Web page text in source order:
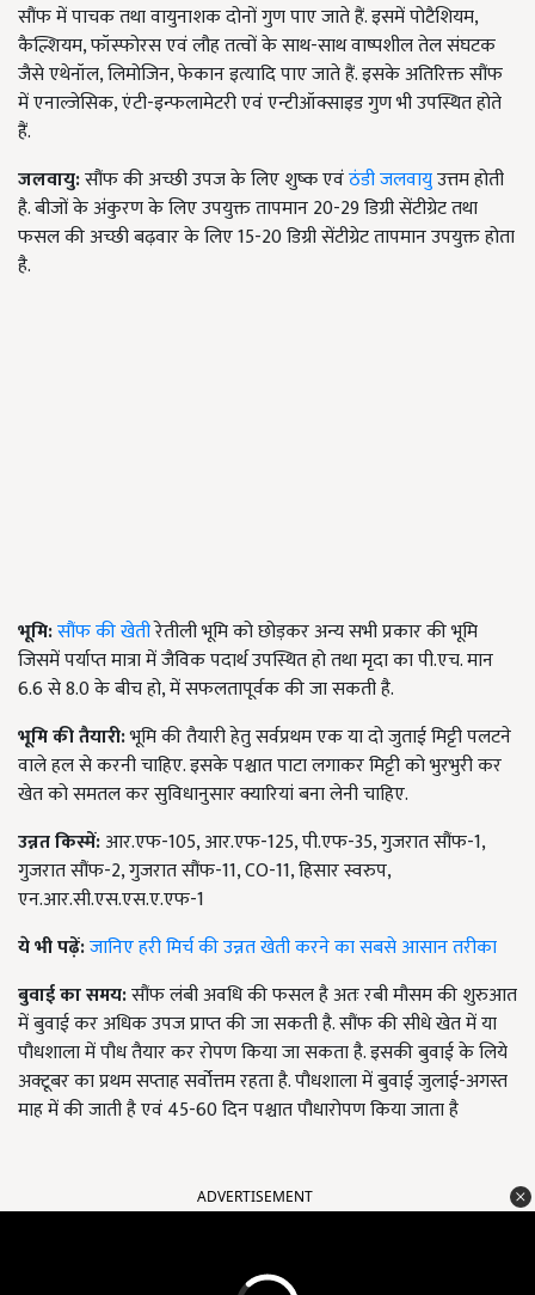
सौंफ में पाचक तथा वायुनाशक दोनों गुण पाए जाते हैं. इसमें पोटैशियम,
कैल्शियम, फॉस्फोरस एवं लौह तत्वों के साथ-साथ वाष्पशील तेल संघटक
जैसे एथेनॉल, लिमोजिन, फेकान इत्यादि पाए जाते हैं. इसके अतिरिक्त सौंफ
में एनाल्जेसिक, एंटी-इन्फलामेटरी एवं एन्टीऑक्साइड गुण भी उपस्थित होते
हैं.
जलवायु:सौंफ की अच्छी उपज के लिए शुष्क एवंठंडी जलवायुउत्तम होती
है. बीजों के अंकुरण के लिए उपयुक्त तापमान 20-29 डिग्री सेंटीग्रेट तथा
फसल की अच्छी बढ़वार के लिए 15-20 डिग्री सेंटीग्रेट तापमान उपयुक्त होता
है.
भूमि:सौंफ की खेतीरेतीली भूमि को छोड़कर अन्य सभी प्रकार की भूमि
जिसमें पर्याप्त मात्रा में जैविक पदार्थ उपस्थित हो तथा मृदा का पी.एच. मान
6.6 से 8.0 के बीच हो, में सफलतापूर्वक की जा सकती है.
भूमिकीतैयारी:भूमि की तैयारी हेतु सर्वप्रथम एक या दो जुताई मिट्टी पलटने
वाले हल से करनी चाहिए. इसके पश्चात पाटा लगाकर मिट्टी को भुरभुरी कर
खेत को समतल कर सुविधानुसार क्यारियां बना लेनी चाहिए.
उन्नतकिस्में:आर.एफ-105, आर.एफ-125, पी.एफ-35, गुजरात सौंफ-1,
गुजरात सौंफ-2, गुजरात सौंफ-11, CO-11, हिसार स्वरुप,
एन.आर.सी.एस.एस.ए.एफ-1
ये भी पढ़ें:जानिए हरी मिर्च की उन्नत खेती करने का सबसे आसान तरीका
बुवाईकासमय:सौंफ लंबी अवधि की फसल है अतः रबी मौसम की शुरुआत
में बुवाई कर अधिक उपज प्राप्त की जा सकती है. सौंफ की सीधे खेत में या
पौधशाला में पौध तैयार कर रोपण किया जा सकता है. इसकी बुवाई के लिये
अक्टूबर का प्रथम सप्ताह सर्वोत्तम रहता है. पौधशाला में बुवाई जुलाई-अगस्त
माह में की जाती है एवं 45-60 दिन पश्चात पौधारोपण किया जाता है
ADVERTISEMENT